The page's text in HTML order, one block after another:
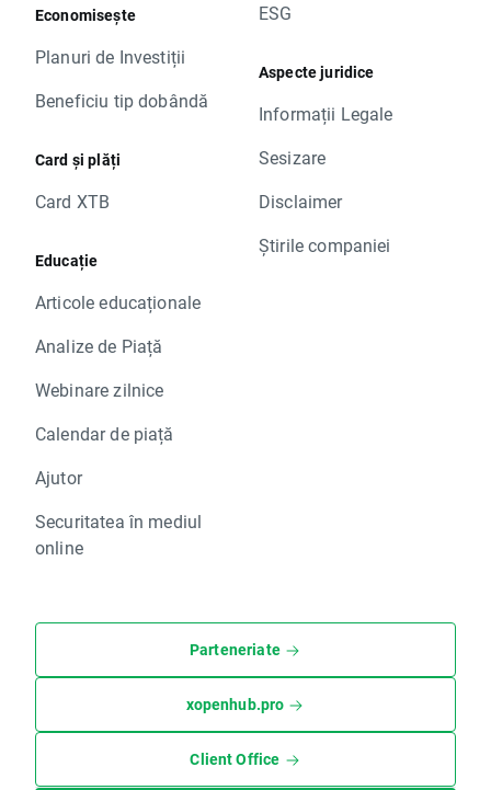
Economisește
Planuri de Investiții
Beneficiu tip dobândă
Card și plăți
Card XTB
Educație
Articole educaționale
Analize de Piață
Webinare zilnice
Calendar de piață
Ajutor
Securitatea în mediul
online
ESG
Aspecte juridice
Informații Legale
Sesizare
Disclaimer
Știrile companiei
Parteneriate
xopenhub.pro
Client Office